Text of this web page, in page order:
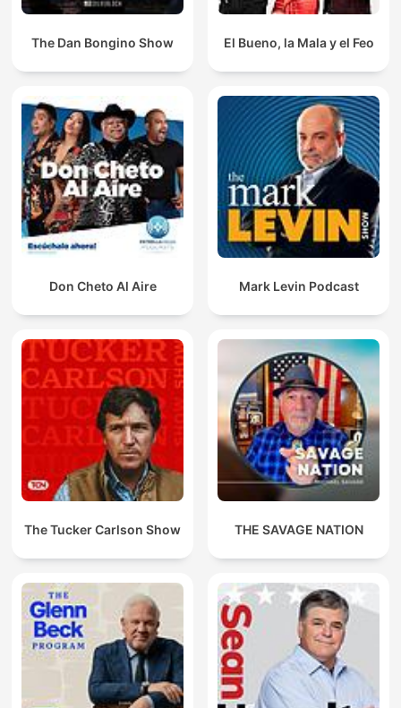
The Dan Bongino Show El Bueno, la Mala y el Feo
Don Cheto Al Aire Mark Levin Podcast
The Tucker Carlson Show THE SAVAGE NATION